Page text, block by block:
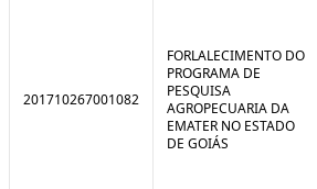
201710267001082
FORLALECIMENTO DO
PROGRAMA DE
PESQUISA
AGROPECUARIA DA
EMATER NO ESTADO
DE GOIÁS